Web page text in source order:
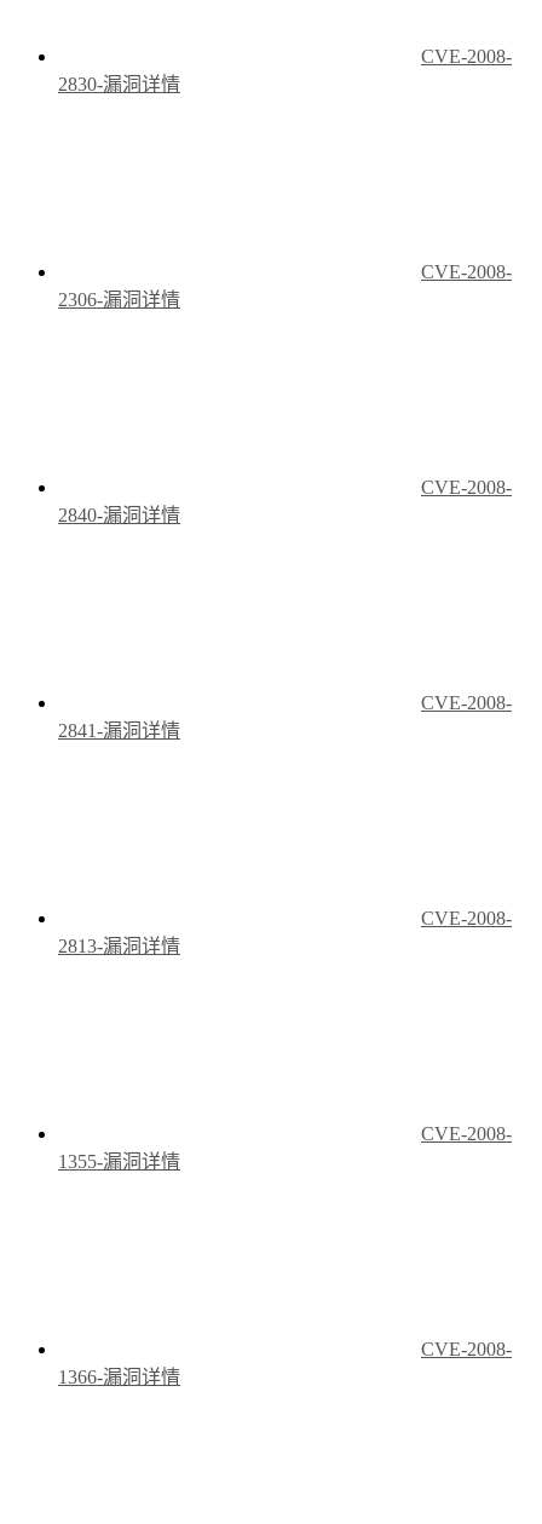
CVE-2008-
2830-漏洞详情
CVE-2008-
2306-漏洞详情
CVE-2008-
2840-漏洞详情
CVE-2008-
2841-漏洞详情
CVE-2008-
2813-漏洞详情
CVE-2008-
1355-漏洞详情
CVE-2008-
1366-漏洞详情